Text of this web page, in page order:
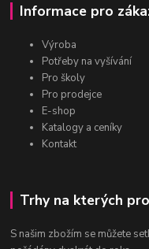
Informace pro
Výroba
Potřeby na vyšívání
Pro školy
Pro prodejce
E-shop
Katalogy a ceníky
Kontakt
Trhy na kterých
S našim zbožím se můžete